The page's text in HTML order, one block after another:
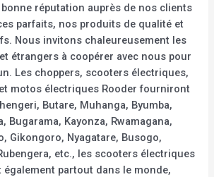
réputation auprès de nos clients
parfaits, nos produits de qualité et
Nous invitons chaleureusement les
étrangers à coopérer avec nous pour
Les choppers, scooters électriques,
motos électriques Rooder fourniront
Butare, Muhanga, Byumba,
Bugarama, Kayonza, Rwamagana,
Gikongoro, Nyagatare, Busogo,
etc., les scooters électriques
partout dans le monde,